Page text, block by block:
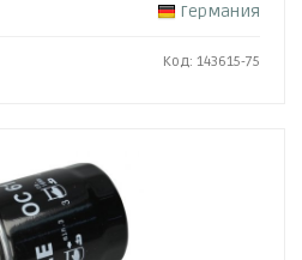
Германия
Код: 143615-75